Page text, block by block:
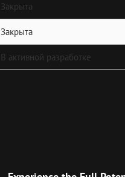
Закрыта
Закрыта
В активной разработке